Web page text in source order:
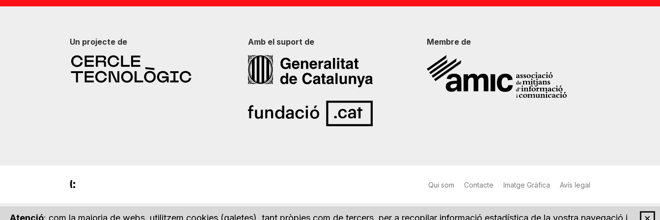
Atenció: com la majoria de webs, utilitzem cookies (galetes), tant pròpies com de tercers, per a recopilar informació estadística de la vostra navegació i
Un projecte de Amb el suport de Membre de
Qui som Contacte Imatge Gràfica Avís legal